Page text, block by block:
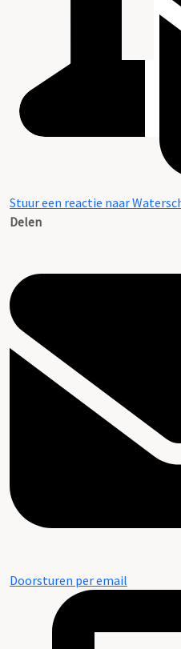
Stuur een reactie naar
Delen
Doorsturen per email